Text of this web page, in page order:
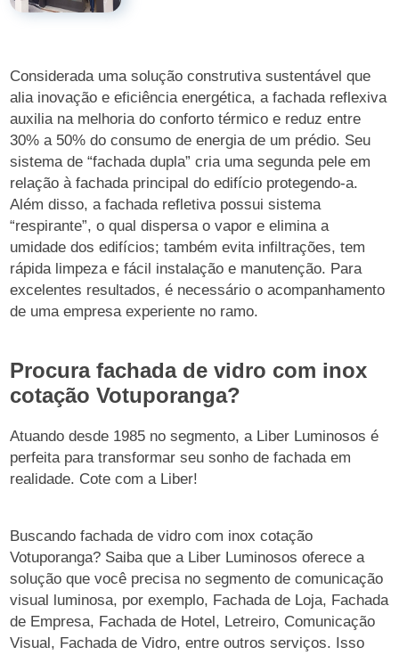
Considerada uma solução construtiva sustentável que
alia inovação e eficiência energética, a fachada reflexiva
auxilia na melhoria do conforto térmico e reduz entre
30% a 50% do consumo de energia de um prédio. Seu
sistema de “fachada dupla” cria uma segunda pele em
relação à fachada principal do edifício protegendo-a.
Além disso, a fachada refletiva possui sistema
“respirante”, o qual dispersa o vapor e elimina a
umidade dos edifícios; também evita infiltrações, tem
rápida limpeza e fácil instalação e manutenção. Para
excelentes resultados, é necessário o acompanhamento
de uma empresa experiente no ramo.
Procura fachada de vidro com inox
cotação Votuporanga?
Atuando desde 1985 no segmento, a Liber Luminosos é
perfeita para transformar seu sonho de fachada em
realidade. Cote com a Liber!
Buscando fachada de vidro com inox cotação
Votuporanga? Saiba que a Liber Luminosos oferece a
solução que você precisa no segmento de comunicação
visual luminosa, por exemplo, Fachada de Loja, Fachada
de Empresa, Fachada de Hotel, Letreiro, Comunicação
Visual, Fachada de Vidro, entre outros serviços. Isso